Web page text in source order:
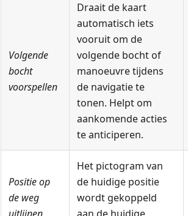
Volgende
bocht
voorspellen
Draait de kaart
automatisch iets
vooruit om de
volgende bocht of
manoeuvre tijdens
de navigatie te
tonen. Helpt om
aankomende acties
te anticiperen.
Positie op
de weg
Het pictogram van
de huidige positie
wordt gekoppeld